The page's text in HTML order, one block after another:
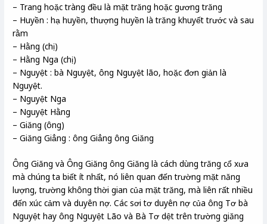
– Trang hoặc tràng đều là mặt trăng hoặc gương trăng
– Huyền : hạ huyền, thượng huyền là trăng khuyết trước và sau
rằm
– Hằng (chị)
– Hằng Nga (chị)
– Nguyệt : bà Nguyệt, ông Nguyệt lão, hoặc đơn giản là
Nguyệt.
– Nguyệt Nga
– Nguyệt Hằng
– Giăng (ông)
– Giăng Giẳng : ông Giẳng ông Giăng
Ông Giăng và Ông Giăng ông Giăng là cách dùng trăng cổ xưa
mà chúng ta biết ít nhất, nó liên quan đến trường mặt năng
lượng, trường không thời gian của mặt trăng, mà liên rất nhiều
đến xúc cảm và duyên nợ. Các sơi tơ duyên nợ của ông Tơ bà
Nguyệt hay ông Nguyệt Lão và Bà Tơ dệt trên trường giăng